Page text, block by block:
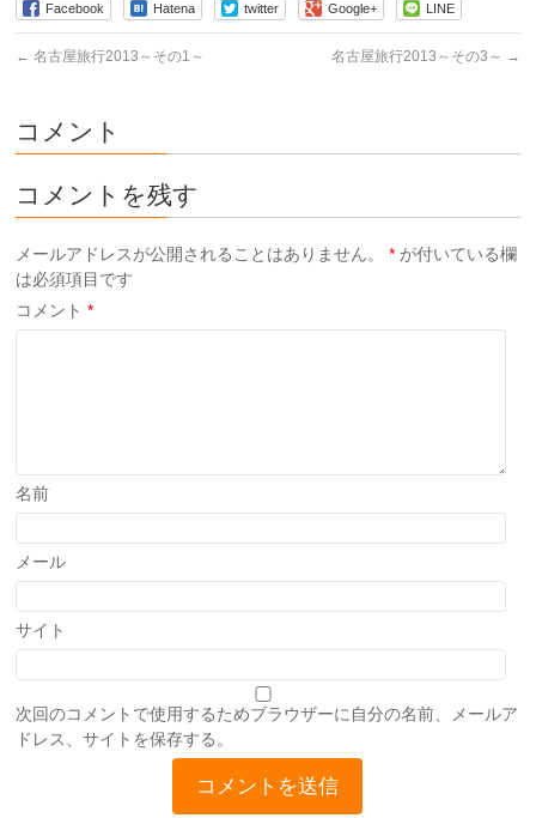
Facebook Hatena twitter Google+ LINE
← 名古屋旅行2013～その1～ 名古屋旅行2013～その3～ →
コメント
コメントを残す
メールアドレスが公開されることはありません。 * が付いている欄
は必須項目です
コメント*
名前
メール
サイト
次回のコメントで使用するためブラウザーに自分の名前、メールア
ドレス、サイトを保存する。